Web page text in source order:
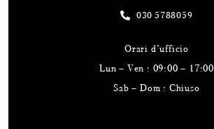
030 5788059
Orari d’ufficio
Lun – Ven : 09:00 – 17:00
Sab – Dom : Chiuso